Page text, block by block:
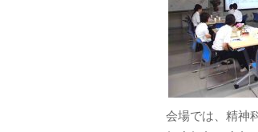
会場では、精神